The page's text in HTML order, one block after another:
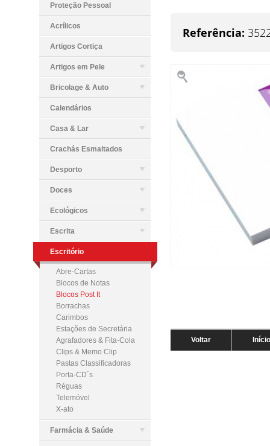
Proteção Pessoal
Acrílicos
Artigos Cortiça
Artigos em Pele
Bricolage & Auto
Calendários
Casa & Lar
Crachás Esmaltados
Desporto
Doces
Ecológicos
Escrita
Escritório
Abre-Cartas
Blocos de Notas
Blocos Post It
Borrachas
Carimbos
Estações de Secretária
Agrafadores & Fita-Cola
Clips & Memo Clip
Pastas Classificadoras
Porta-CD´s
Réguas
Telemóvel
X-ato
Farmácia & Saúde
Referência:
Voltar Início